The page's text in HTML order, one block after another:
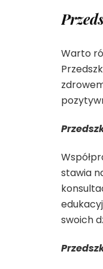
Warto
stawia
swoich